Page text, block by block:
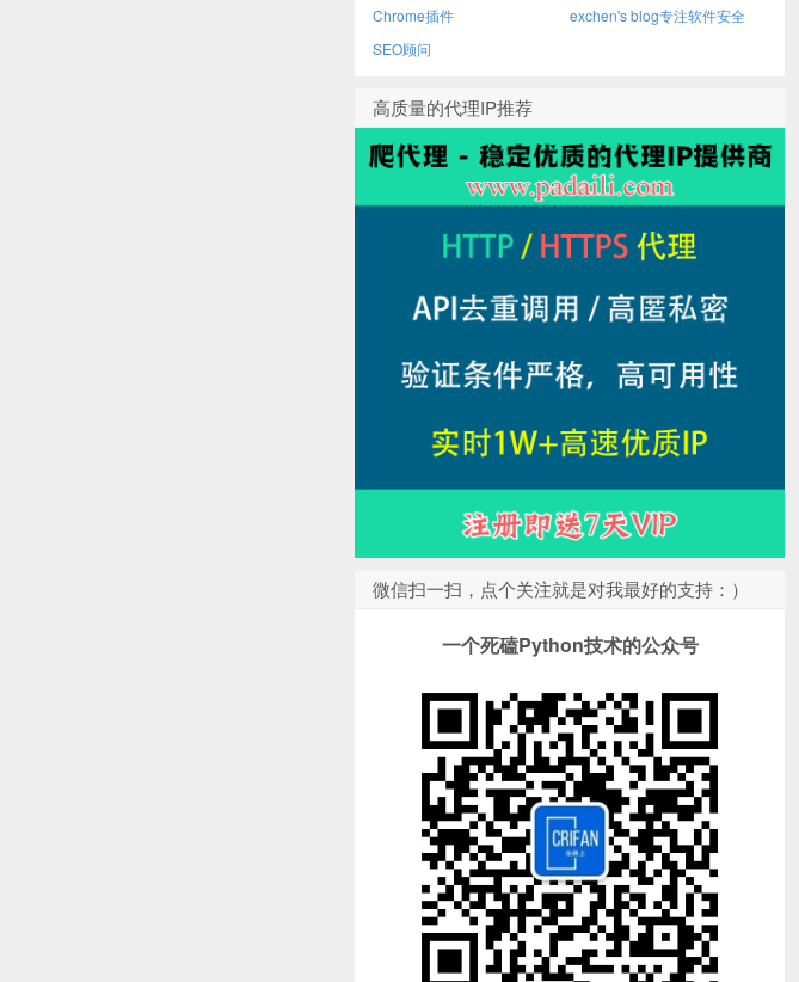
Chrome插件
exchen's blog专注软件安全
SEO顾问
高质量的代理IP推荐
微信扫一扫，点个关注就是对我最好的支持：）
一个死磕Python技术的公众号